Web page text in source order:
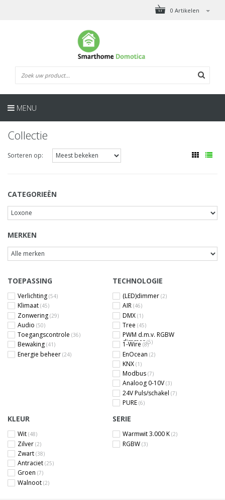
0 Artikelen
MENU
Collectie
Sorteren op:
CATEGORIEËN
MERKEN
TOEPASSING
Verlichting (54)
Klimaat (45)
Zonwering (29)
Audio (50)
Toegangscontrole (36)
Bewaking (41)
Energie beheer (24)
TECHNOLOGIE
(LED)dimmer (2)
AIR (46)
DMX (1)
Tree (45)
PWM d.m.v. RGBW
dimmer(5)
1-Wire (8)
EnOcean (2)
KNX (1)
Modbus (7)
Analoog 0-10V (3)
24V Puls/schakel (7)
PURE (6)
KLEUR
Wit (48)
Zilver (2)
Zwart (38)
Antraciet (25)
Groen (7)
Walnoot (2)
SERIE
Warmwit 3.000 K (2)
RGBW (3)